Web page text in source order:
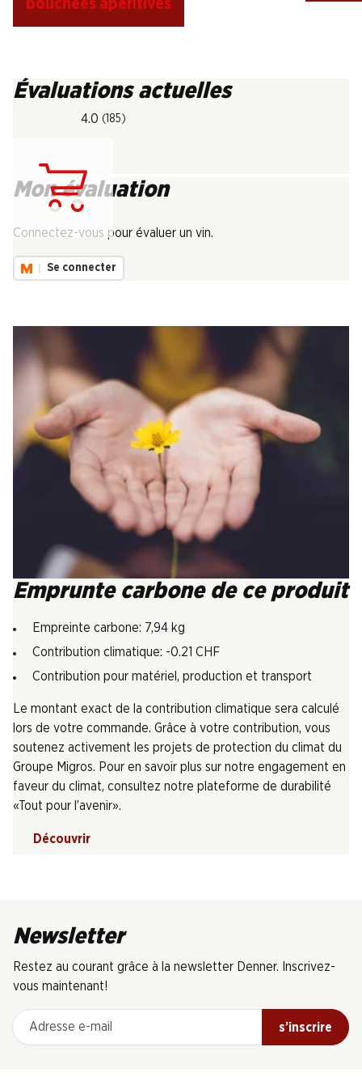
bouchées apéritives
Évaluations actuelles
4.0 (185)
Mon évaluation
Connectez-vous pour évaluer un vin.
Se connecter
Emprunte carbone de ce produit
Empreinte carbone: 7,94 kg
Contribution climatique: -0.21 CHF
Contribution pour matériel, production et transport
Le montant exact de la contribution climatique sera calculé
lors de votre commande. Grâce à votre contribution, vous
soutenez activement les projets de protection du climat du
Groupe Migros. Pour en savoir plus sur notre engagement en
faveur du climat, consultez notre plateforme de durabilité
«Tout pour l’avenir».
Découvrir
Newsletter
Restez au courant grâce à la newsletter Denner. Inscrivez-
vous maintenant!
Adresse e-mail
s’inscrire